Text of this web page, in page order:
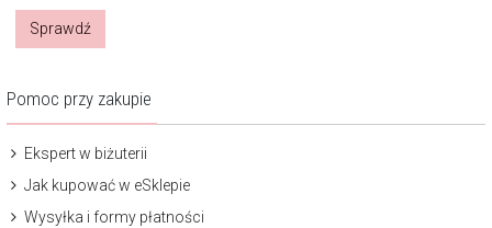
Sprawdź
Pomoc przy zakupie
Ekspert w biżuterii
Jak kupować w eSklepie
Wysyłka i formy płatności